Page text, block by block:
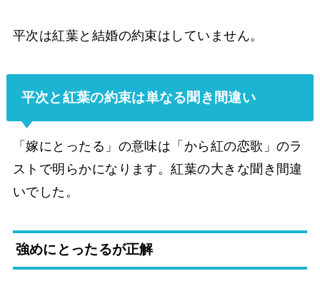
平次は紅葉と結婚の約束はしていません。
平次と紅葉の約束は単なる聞き間違い
「嫁にとったる」の意味は「から紅の恋歌」のラ
ストで明らかになります。紅葉の大きな聞き間違
いでした。
強めにとったるが正解